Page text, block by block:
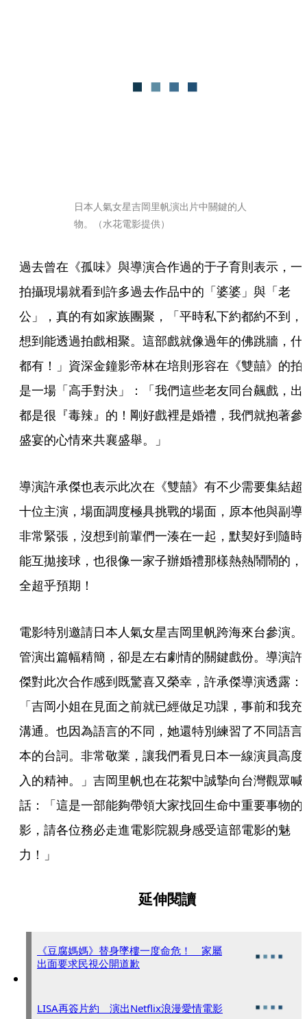
日本人氣女星吉岡里帆演出片中關鍵的人
物。（水花電影提供）
過去曾在《孤味》與導演合作過的于子育則表示，一
拍攝現場就看到許多過去作品中的「婆婆」與「老
公」，真的有如家族團聚，「平時私下約都約不到，
想到能透過拍戲相聚。這部戲就像過年的佛跳牆，什
都有！」資深金鐘影帝林在培則形容在《雙囍》的拍
是一場「高手對決」：「我們這些老友同台飆戲，出
都是很『毒辣』的！剛好戲裡是婚禮，我們就抱著參
盛宴的心情來共襄盛舉。」
導演許承傑也表示此次在《雙囍》有不少需要集結超
十位主演，場面調度極具挑戰的場面，原本他與副導
非常緊張，沒想到前輩們一湊在一起，默契好到隨時
能互拋接球，也很像一家子辦婚禮那樣熱熱鬧鬧的，
全超乎預期！
電影特別邀請日本人氣女星吉岡里帆跨海來台參演。
管演出篇幅精簡，卻是左右劇情的關鍵戲份。導演許
傑對此次合作感到既驚喜又榮幸，許承傑導演透露：
「吉岡小姐在見面之前就已經做足功課，事前和我充
溝通。也因為語言的不同，她還特別練習了不同語言
本的台詞。非常敬業，讓我們看見日本一線演員高度
入的精神。」吉岡里帆也在花絮中誠摯向台灣觀眾喊
話：「這是一部能夠帶領大家找回生命中重要事物的
影，請各位務必走進電影院親身感受這部電影的魅
力！」
延伸閱讀
《豆腐媽媽》替身墜樓一度命危！ 家屬
出面要求民視公開道歉
LISA再簽片約 演出Netflix浪漫愛情電影